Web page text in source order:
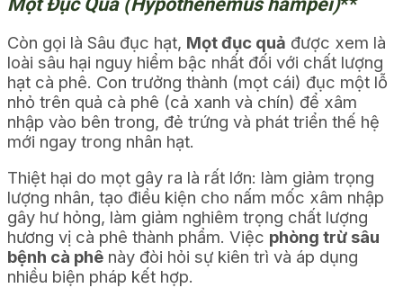
Còn gọi là Sâu đục hạt, Mọt đục quả được xem là
loài sâu hại nguy hiểm bậc nhất đối với chất lượng
hạt cà phê. Con trưởng thành (mọt cái) đục một lỗ
nhỏ trên quả cà phê (cả xanh và chín) để xâm
nhập vào bên trong, đẻ trứng và phát triển thế hệ
mới ngay trong nhân hạt.
Thiệt hại do mọt gây ra là rất lớn: làm giảm trọng
lượng nhân, tạo điều kiện cho nấm mốc xâm nhập
gây hư hỏng, làm giảm nghiêm trọng chất lượng
hương vị cà phê thành phẩm. Việc phòng trừ sâu
bệnh cà phê này đòi hỏi sự kiên trì và áp dụng
nhiều biện pháp kết hợp.